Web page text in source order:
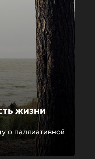
жизни
о паллиативной